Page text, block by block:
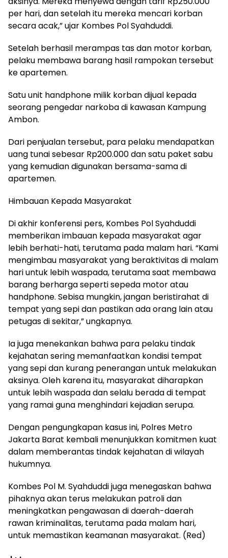
per hari, dan setelah itu mereka mencari korban
secara acak,” ujar Kombes Pol Syahduddi.
Setelah berhasil merampas tas dan motor korban,
pelaku membawa barang hasil rampokan tersebut
ke apartemen.
Satu unit handphone milik korban dijual kepada
seorang pengedar narkoba di kawasan Kampung
Ambon.
Dari penjualan tersebut, para pelaku mendapatkan
uang tunai sebesar Rp200.000 dan satu paket sabu
yang kemudian digunakan bersama-sama di
apartemen.
Himbauan Kepada Masyarakat
Di akhir konferensi pers, Kombes Pol Syahduddi
memberikan imbauan kepada masyarakat agar
lebih berhati-hati, terutama pada malam hari. “Kami
mengimbau masyarakat yang beraktivitas di malam
hari untuk lebih waspada, terutama saat membawa
barang berharga seperti sepeda motor atau
handphone. Sebisa mungkin, jangan beristirahat di
tempat yang sepi dan pastikan ada orang lain atau
petugas di sekitar,” ungkapnya.
Ia juga menekankan bahwa para pelaku tindak
kejahatan sering memanfaatkan kondisi tempat
yang sepi dan kurang penerangan untuk melakukan
aksinya. Oleh karena itu, masyarakat diharapkan
untuk lebih waspada dan selalu berada di tempat
yang ramai guna menghindari kejadian serupa.
Dengan pengungkapan kasus ini, Polres Metro
Jakarta Barat kembali menunjukkan komitmen kuat
dalam memberantas tindak kejahatan di wilayah
hukumnya.
Kombes Pol M. Syahduddi juga menegaskan bahwa
pihaknya akan terus melakukan patroli dan
meningkatkan pengawasan di daerah-daerah
rawan kriminalitas, terutama pada malam hari,
untuk memastikan keamanan masyarakat. (Red)